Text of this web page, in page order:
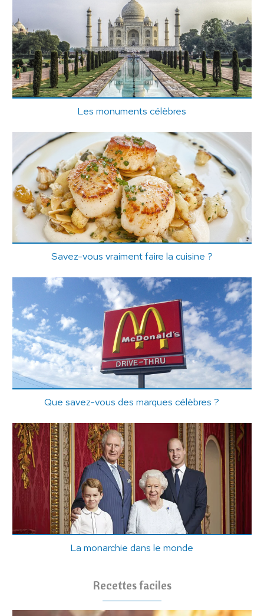
Les monuments célèbres
Savez-vous vraiment faire la cuisine ?
Que savez-vous des marques célèbres ?
La monarchie dans le monde
Recettes faciles